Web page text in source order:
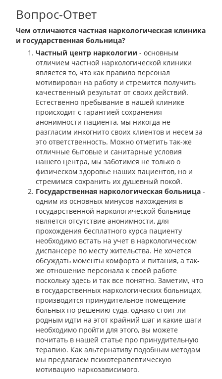
Вопрос-Ответ
Чем отличаются частная наркологическая клиника
и государственная больница?
Частный центр наркологии - основным
отличием частной наркологической клиники
является то, что как правило персонал
мотивирован на работу и стремится получить
качественный результат от своих действий.
Естественно пребывание в нашей клинике
происходит с гарантией сохранения
анонимности пациента, мы никогда не
разгласим инкогнито своих клиентов и несем за
это ответственность. Можно отметить так-же
отличные бытовые и санитарные условия
нашего центра, мы заботимся не только о
физическом здоровье наших пациентов, но и
стремимся сохранить их душевный покой.
Государственная наркологическая больница -
одним из основных минусов нахождения в
государственной наркологической больнице
является отсутствие анонимности, для
прохождения бесплатного курса пациенту
необходимо встать на учет в наркологическом
диспансере по месту жительства. Не хочется
обсуждать моменты комфорта и питания, а так-
же отношение персонала к своей работе
поскольку здесь и так все понятно. Заметим, что
в государственных наркологических больницах,
производится принудительное помещение
больных по решению суда, однако стоит ли
родным идти на этот крайний шаг и какие шаги
необходимо пройти для этого, вы можете
почитать в нашей статье про принудительную
терапию. Как альтернативу подобным методам
мы предлагаем психотерапевтическую
мотивацию наркозависимого.